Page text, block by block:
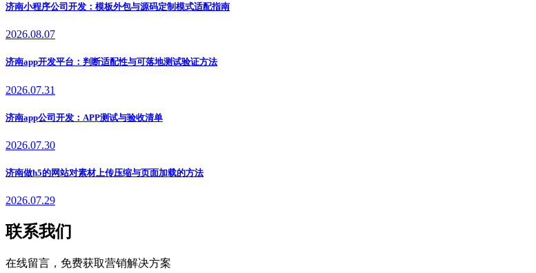
济南小程序公司开发：模板外包与源码定制模式适配指南
2026.08.07
济南app开发平台：判断适配性与可落地测试验证方法
2026.07.31
济南app公司开发：APP测试与验收清单
2026.07.30
济南做h5的网站对素材上传压缩与页面加载的方法
2026.07.29
联系我们
在线留言，免费获取营销解决方案